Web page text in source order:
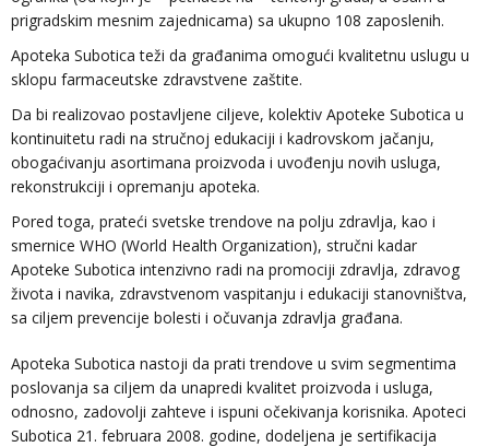
prigradskim mesnim zajednicama) sa ukupno 108 zaposlenih.
Apoteka Subotica teži da građanima omogući kvalitetnu uslugu u
sklopu farmaceutske zdravstvene zaštite.
Da bi realizovao postavljene ciljeve, kolektiv Apoteke Subotica u
kontinuitetu radi na stručnoj edukaciji i kadrovskom jačanju,
obogaćivanju asortimana proizvoda i uvođenju novih usluga,
rekonstrukciji i opremanju apoteka.
Pored toga, prateći svetske trendove na polju zdravlja, kao i
smernice WHO (World Health Organization), stručni kadar
Apoteke Subotica intenzivno radi na promociji zdravlja, zdravog
života i navika, zdravstvenom vaspitanju i edukaciji stanovništva,
sa ciljem prevencije bolesti i očuvanja zdravlja građana.
Apoteka Subotica nastoji da prati trendove u svim segmentima
poslovanja sa ciljem da unapredi kvalitet proizvoda i usluga,
odnosno, zadovolji zahteve i ispuni očekivanja korisnika. Apoteci
Subotica 21. februara 2008. godine, dodeljena je sertifikacija